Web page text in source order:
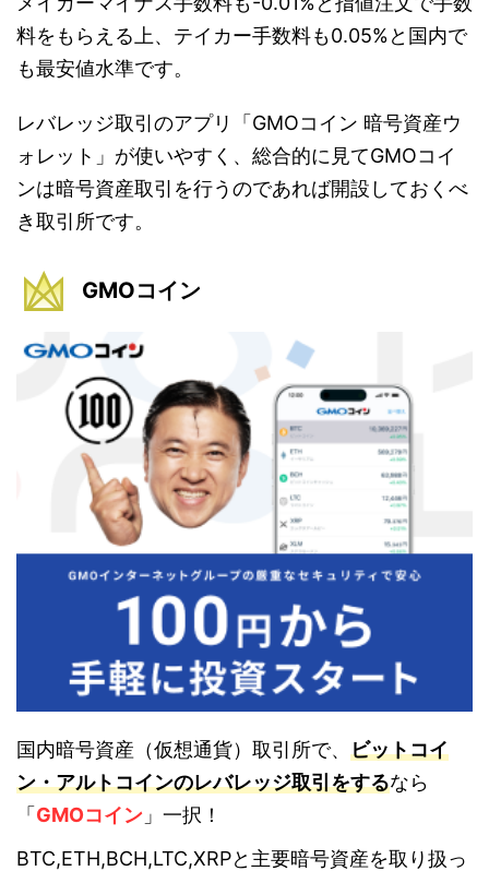
料をもらえる上、テイカー手数料も0.05%と国内で
も最安値水準です。
レバレッジ取引のアプリ「GMOコイン 暗号資産ウ
ォレット」が使いやすく、総合的に見てGMOコイ
ンは暗号資産取引を行うのであれば開設しておくべ
き取引所です。
GMOコイン
国内暗号資産（仮想通貨）取引所で、 ビットコイ
ン・アルトコインのレバレッジ取引をするなら
「 GMOコイン 」一択！
BTC,ETH,BCH,LTC,XRPと主要暗号資産を取り扱っ